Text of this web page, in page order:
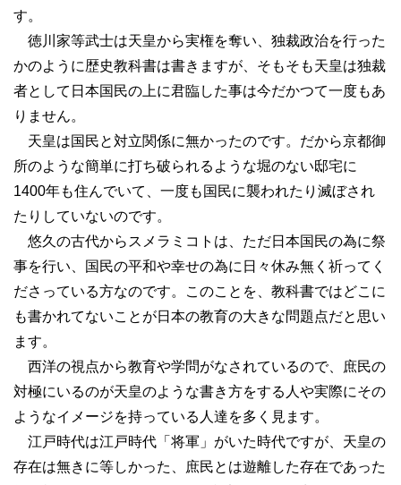
す。
徳川家等武士は天皇から実権を奪い、独裁政治を行った
かのように歴史教科書は書きますが、そもそも天皇は独裁
者として日本国民の上に君臨した事は今だかつて一度もあ
りません。
天皇は国民と対立関係に無かったのです。だから京都御
所のような簡単に打ち破られるような堀のない邸宅に
1400年も住んでいて、一度も国民に襲われたり滅ぼされ
たりしていないのです。
悠久の古代からスメラミコトは、ただ日本国民の為に祭
事を行い、国民の平和や幸せの為に日々休み無く祈ってく
ださっている方なのです。このことを、教科書ではどこに
も書かれてないことが日本の教育の大きな問題点だと思い
ます。
西洋の視点から教育や学問がなされているので、庶民の
対極にいるのが天皇のような書き方をする人や実際にその
ようなイメージを持っている人達を多く見ます。
江戸時代は江戸時代「将軍」がいた時代ですが、天皇の
存在は無きに等しかった、庶民とは遊離した存在であった